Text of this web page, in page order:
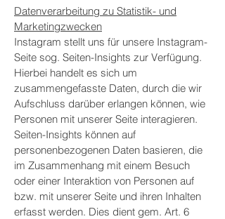
Datenverarbeitung zu Statistik- und
Marketingzwecken
Instagram stellt uns für unsere Instagram-
Seite sog. Seiten-Insights zur Verfügung.
Hierbei handelt es sich um
zusammengefasste Daten, durch die wir
Aufschluss darüber erlangen können, wie
Personen mit unserer Seite interagieren.
Seiten-Insights können auf
personenbezogenen Daten basieren, die
im Zusammenhang mit einem Besuch
oder einer Interaktion von Personen auf
bzw. mit unserer Seite und ihren Inhalten
erfasst werden. Dies dient gem. Art. 6